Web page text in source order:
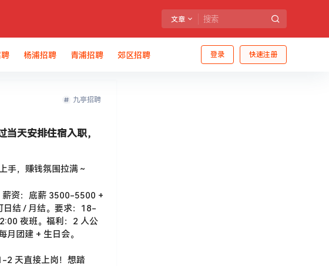
文章
登录 快速注册
杨浦招聘 青浦招聘 郊区招聘
九亭招聘
天安排住宿入职，
手，赚钱氛围拉满～
薪资：底薪 3500-5500 +
结 / 月结。要求：18-
夜班。福利：2 人公
团建 + 生日会。
2 天直接上岗！想踏